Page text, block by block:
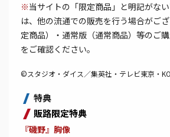
※当サイトの「限定商品」と明記がな
は、他の流通での販売を行う場合がご
定商品）・通常版（通常商品）等のご
をご確認ください。
©スタジオ・ダイス／集英社・テレビ東京・
特典
販路限定特典
『磯野』胸像